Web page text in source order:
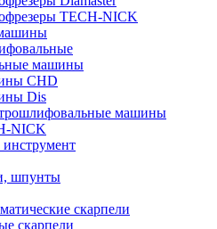
TECH-NICK
машины
CHD
Dis
машины
NICK
шпунты
скарпели
скарпели